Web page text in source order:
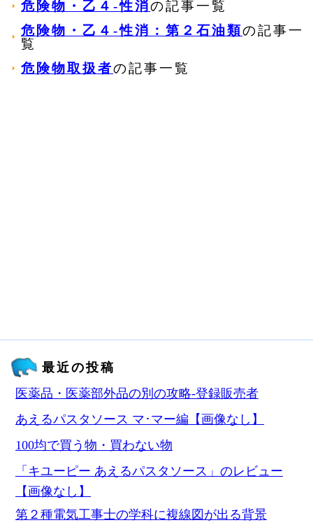
危険物・乙４‐性消の記事一覧
危険物・乙４‐性消：第２石油類の記事一
覧
危険物取扱者の記事一覧
最近の投稿
医薬品・医薬部外品の別の攻略‐登録販売者
あえるパスタソース マ･マー編【画像なし】
100均で買う物・買わない物
「キユーピー あえるパスタソース」のレビュー
【画像なし】
第２種電気工事士の学科に複線図が出る背景